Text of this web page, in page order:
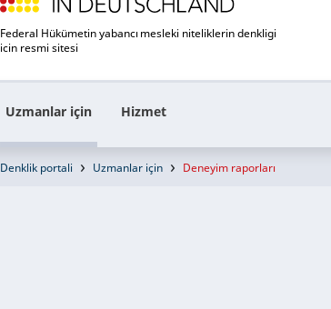
Federal Hükümetin yabancı mesleki niteliklerin denkligi
icin resmi sitesi
Uzmanlar için Hizmet
Denklik portali Uzmanlar için Deneyim raporları